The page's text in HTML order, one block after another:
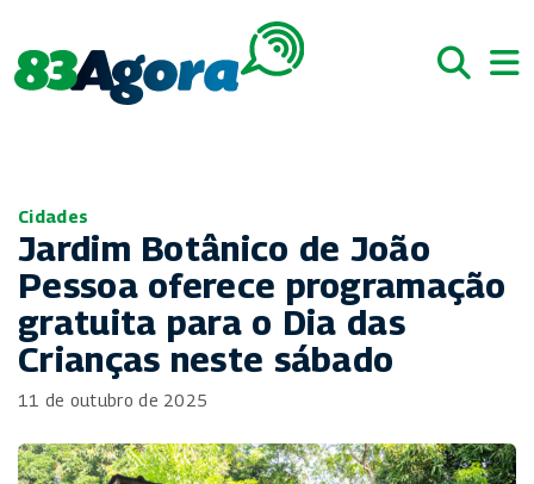
Cidades
Jardim Botânico de João
Pessoa oferece programação
gratuita para o Dia das
Crianças neste sábado
11 de outubro de 2025